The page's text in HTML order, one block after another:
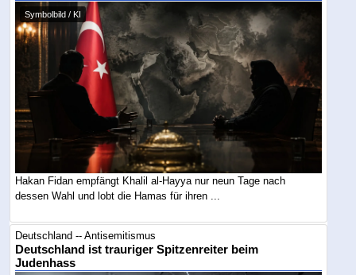
Symbolbild / KI
Hakan Fidan empfängt Khalil al-Hayya nur neun Tage nach
dessen Wahl und lobt die Hamas für ihren ...
Deutschland -- Antisemitismus
Deutschland ist trauriger Spitzenreiter beim
Judenhass